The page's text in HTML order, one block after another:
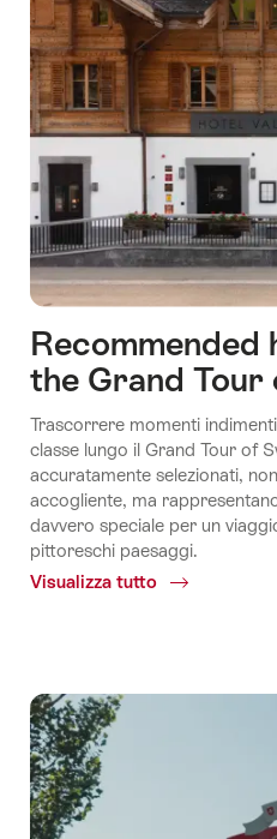
Recommended
the Grand Tour
Trascorrere momenti
classe lungo il Grand Tour of
accuratamente selezionati,
accogliente, ma
davvero speciale per un
pittoreschi paesaggi.
Visualizza tutto
Common.Of